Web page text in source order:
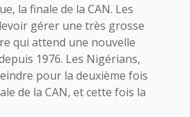
la finale de la CAN. Les
gérer une très grosse
qui attend une nouvelle
1976. Les Nigérians,
pour la deuxième fois
de la CAN, et cette fois la